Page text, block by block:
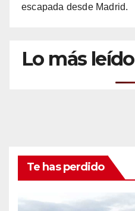
escapada desde Madrid.
Lo más leído
Te has perdido